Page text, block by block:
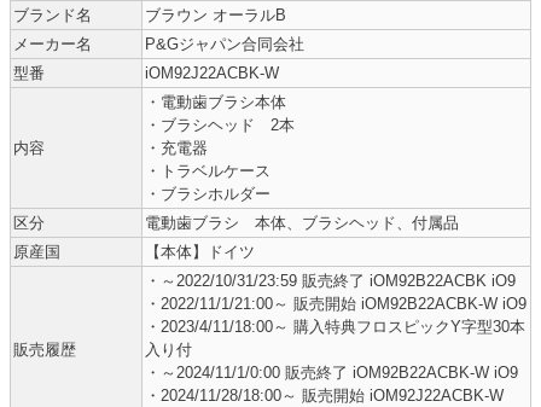
ブランド名
ブラウン オーラルB
メーカー名
P&Gジャパン合同会社
型番
iOM92J22ACBK-W
内容
・電動歯ブラシ本体
・ブラシヘッド 2本
・充電器
・トラベルケース
・ブラシホルダー
区分
電動歯ブラシ 本体、ブラシヘッド、付属品
原産国
【本体】ドイツ
販売履歴
・～2022/10/31/23:59 販売終了 iOM92B22ACBK iO9
・2022/11/1/21:00～ 販売開始 iOM92B22ACBK-W iO9
・2023/4/11/18:00～ 購入特典フロスピックY字型30本
入り付
・～2024/11/1/0:00 販売終了 iOM92B22ACBK-W iO9
・2024/11/28/18:00～ 販売開始 iOM92J22ACBK-W